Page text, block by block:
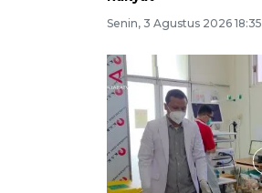
Senin, 3 Agustus 2026 18:35